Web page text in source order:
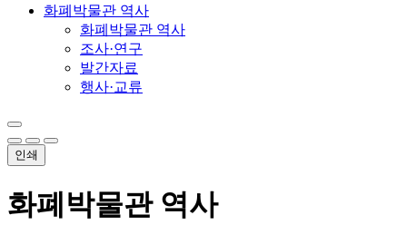
화폐박물관 역사
화폐박물관 역사
조사·연구
발간자료
행사·교류
인쇄
화폐박물관 역사